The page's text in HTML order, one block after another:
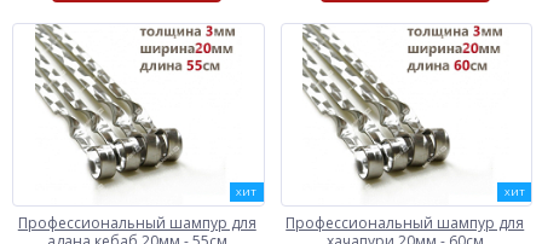
ХИТ
Профессиональный шампур для
ХИТ
Профессиональный шампур для